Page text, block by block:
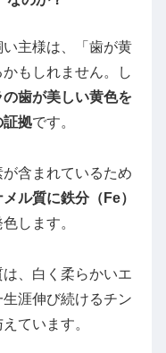
主様は、「歯が黄
もしれません。し
歯が美しい黄色を
証拠です。
含まれているため
メル質に鉄分（Fe）
します。
、白く柔らかいエ
生涯伸び続けるチン
ています。